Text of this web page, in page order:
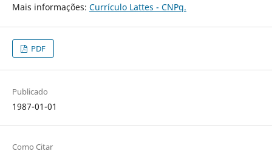
Mais informações: Currículo Lattes - CNPq.
PDF
Publicado
1987-01-01
Como Citar